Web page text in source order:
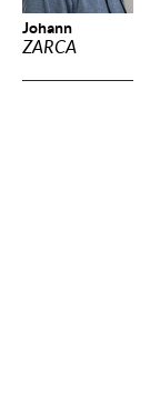
Johann
ZARCA